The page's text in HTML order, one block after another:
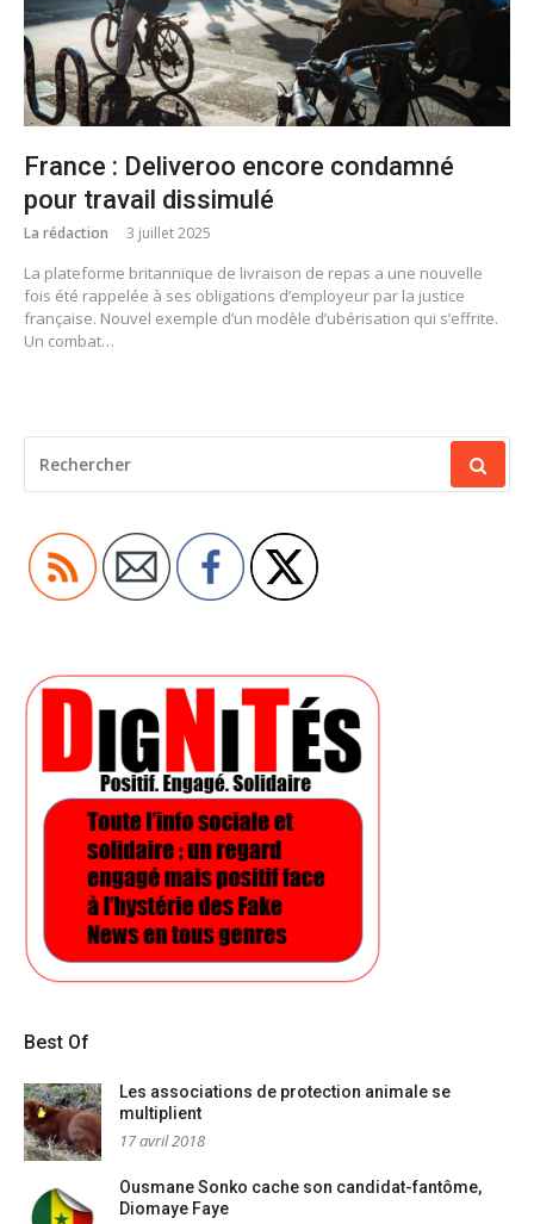
France : Deliveroo encore condamné
pour travail dissimulé
La rédaction 3 juillet 2025
La plateforme britannique de livraison de repas a une nouvelle
fois été rappelée à ses obligations d’employeur par la justice
française. Nouvel exemple d’un modèle d’ubérisation qui s’effrite.
Un combat…
POUR
:
Best Of
Les associations de protection animale se
multiplient
17 avril 2018
Ousmane Sonko cache son candidat-fantôme,
Diomaye Faye